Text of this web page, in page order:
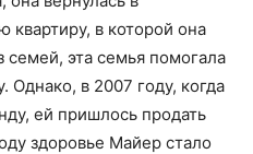
в которой она
семей, эта семья помогала
Однако, в 2007 году, когда
ей пришлось продать
здоровье Майер стало